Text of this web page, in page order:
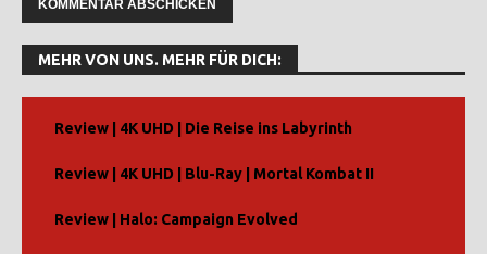
MEHR VON UNS. MEHR FÜR DICH:
Review | 4K UHD | Die Reise ins Labyrinth
Review | 4K UHD | Blu-Ray | Mortal Kombat II
Review | Halo: Campaign Evolved